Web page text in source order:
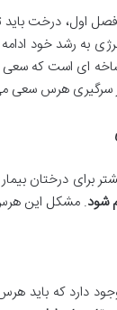
پس از گذشت 4 فصل اول،
به رشد خود
شاخه ای است که
سرگیری هرس سعی می
برای درختان
شود. مشکل این
دارد که باید